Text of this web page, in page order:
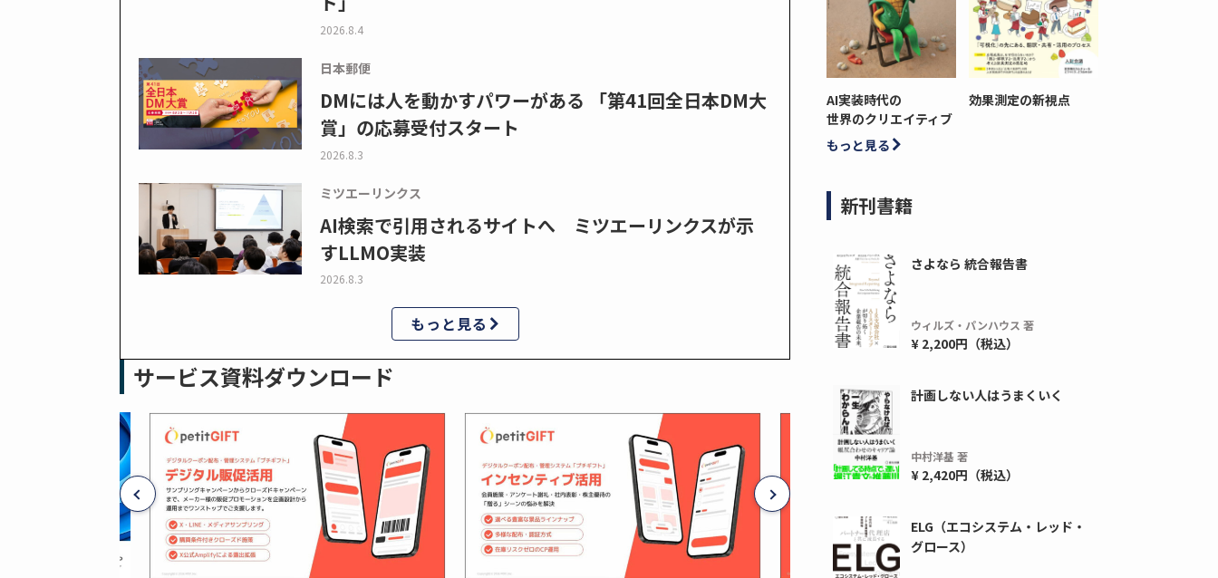
2026.8.4
日本郵便
DMには人を動かすパワーがある 「第41回全日本DM大
賞」の応募受付スタート
2026.8.3
ミツエーリンクス
AI検索で引用されるサイトへ ミツエーリンクスが示
すLLMO実装
2026.8.3
もっと見る
サービス資料ダウンロード
AI実装時代の
世界のクリエイティブ
効果測定の新視点
もっと見る
新刊書籍
さよなら 統合報告書
ウィルズ・パンハウス 著
¥ 2,200円（税込）
計画しない人はうまくいく
中村洋基 著
¥ 2,420円（税込）
ELG（エコシステム・レッド・
グロース）